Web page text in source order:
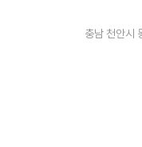
충남 천안시